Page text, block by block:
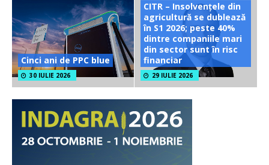
Cinci ani de PPC blue
30 IULIE 2026
CITR – Insolvențele din
agricultură se dublează
în S1 2026; peste 40%
dintre companiile mari
din sector sunt în risc
financiar
29 IULIE 2026